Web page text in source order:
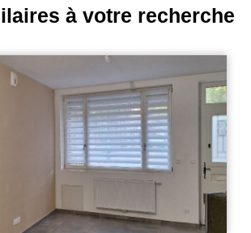
à votre recherche